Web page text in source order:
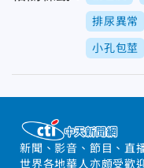
排尿異常
小孔包莖
新聞、影音、節目、直
世界各地華人亦頗受歡